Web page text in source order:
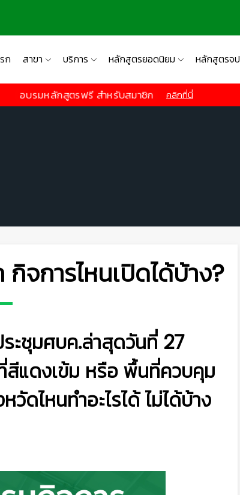
ก สาขา บริการ หลักสูตรยอดนิยม หลักสูตรจป
อบรมหลักสูตรฟรี สำหรับสมาชิก คลิกที่นี่
จการไหนเปิดได้บ้าง?
ะชุมศบค.ล่าสุดวันที่ 27
แดงเข้ม หรือ พื้นที่ควบคุม
ดไหนทำอะไรได้ ไม่ได้บ้าง